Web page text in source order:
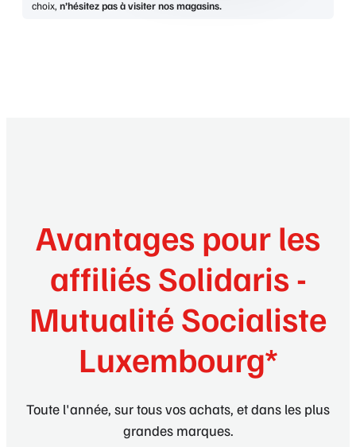
choix, n’hésitez pas à visiter nos magasins.
Avantages pour les
affiliés Solidaris -
Mutualité Socialiste
Luxembourg*
Toute l'année, sur tous vos achats, et dans les plus
grandes marques.